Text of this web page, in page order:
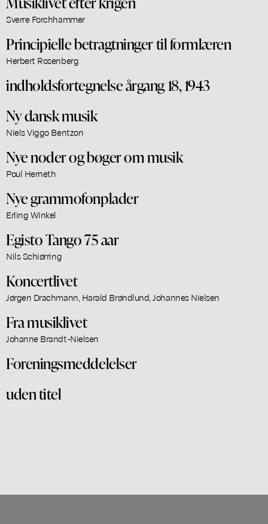
Sverre Forchhammer
Principielle betragtninger til formlæren
Herbert Rosenberg
indholdsfortegnelse årgang 18, 1943
Ny dansk musik
Niels Viggo Bentzon
Nye noder og bøger om musik
Poul Herneth
Nye grammofonplader
Erling Winkel
Egisto Tango 75 aar
Nils Schiørring
Koncertlivet
Jørgen Drachmann, Harald Brøndlund, Johannes Nielsen
Fra musiklivet
Johanne Brandt-Nielsen
Foreningsmeddelelser
uden titel